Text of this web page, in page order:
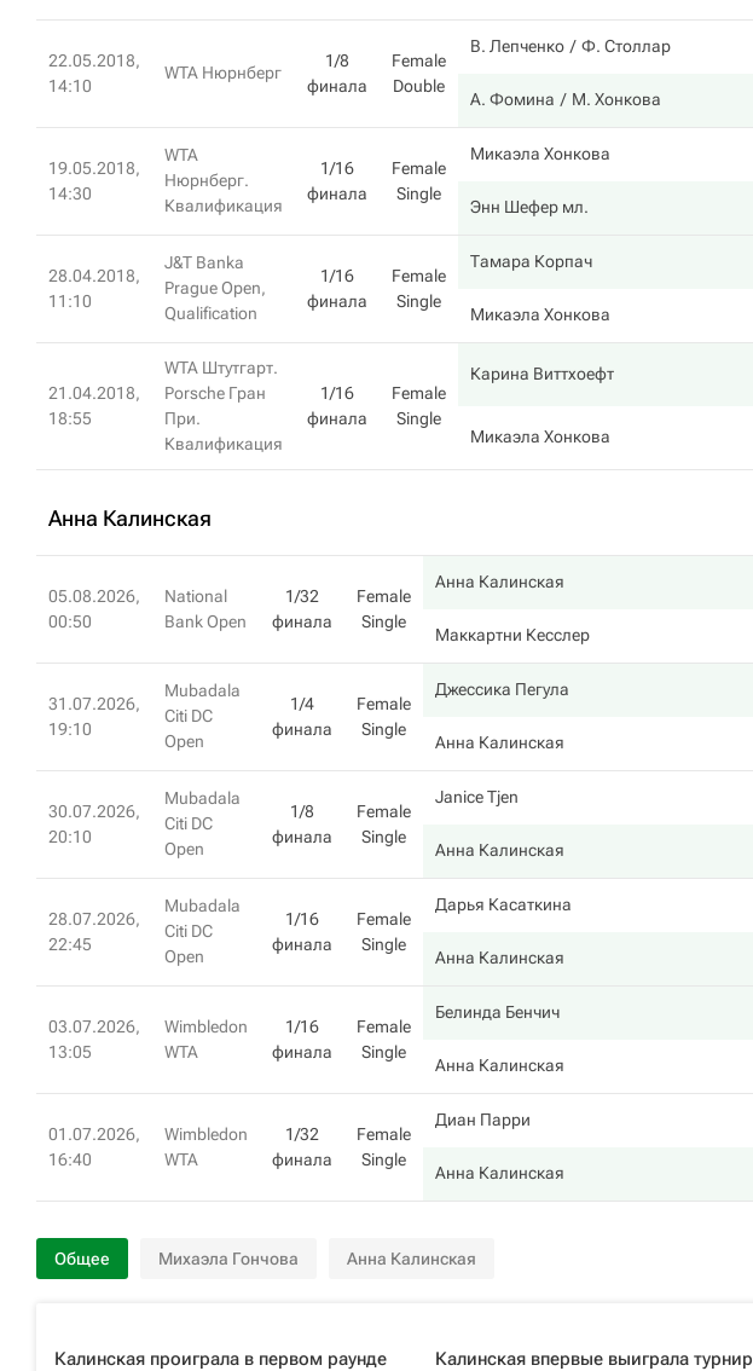
22.05.2018,
14:10
WTA Нюрнберг
1/8
финала
Female
Double
В. Лепченко Ф. Столлар
А. Фомина М. Хонкова
19.05.2018,
14:30
WTA
Нюрнберг.
Квалификация
1/16
финала
Female
Single
Микаэла Хонкова
Энн Шефер мл.
28.04.2018,
11:10
J&T Banka
Prague Open,
Qualification
1/16
финала
Female
Single
Тамара Корпач
Микаэла Хонкова
21.04.2018,
18:55
WTA Штутгарт.
Porsche Гран
При.
Квалификация
1/16
финала
Female
Single
Карина Виттхоефт
Микаэла Хонкова
Анна Калинская
05.08.2026,
00:50
National
Bank Open
1/32
финала
Female
Single
Анна Калинская
Маккартни Кесслер
31.07.2026,
19:10
Mubadala
Citi DC
Open
1/4
финала
Female
Single
Джессика Пегула
Анна Калинская
30.07.2026,
20:10
Mubadala
Citi DC
Open
1/8
финала
Female
Single
Janice Tjen
Анна Калинская
28.07.2026,
22:45
Mubadala
Citi DC
Open
1/16
финала
Female
Single
Дарья Касаткина
Анна Калинская
03.07.2026,
13:05
Wimbledon
WTA
1/16
финала
Female
Single
Белинда Бенчич
Анна Калинская
01.07.2026,
16:40
Wimbledon
WTA
1/32
финала
Female
Single
Диан Парри
Анна Калинская
Общее Михаэла Гончова Анна Калинская
Калинская проиграла в первом раунде
Калинская впервые выиграла турнир